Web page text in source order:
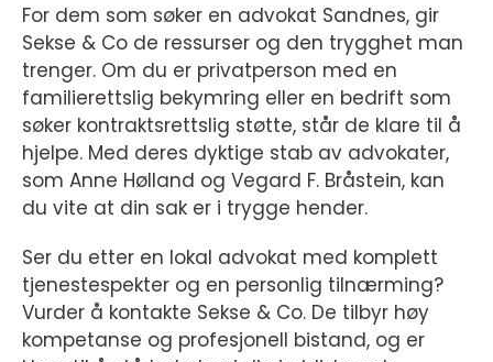
For dem som søker en advokat Sandnes, gir
Sekse & Co de ressurser og den trygghet man
trenger. Om du er privatperson med en
familierettslig bekymring eller en bedrift som
søker kontraktsrettslig støtte, står de klare til å
hjelpe. Med deres dyktige stab av advokater,
som Anne Hølland og Vegard F. Bråstein, kan
du vite at din sak er i trygge hender.
Ser du etter en lokal advokat med komplett
tjenestespekter og en personlig tilnærming?
Vurder å kontakte Sekse & Co. De tilbyr høy
kompetanse og profesjonell bistand, og er